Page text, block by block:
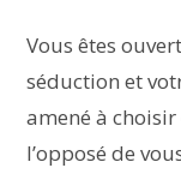
Vous êtes
séduction et
amené à
l’opposé de